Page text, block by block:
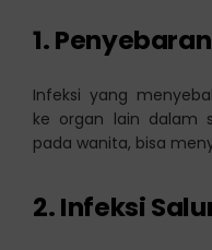
1.
Infeksi yang
ke organ lain dalam
pada wanita, bisa
2. Infeksi